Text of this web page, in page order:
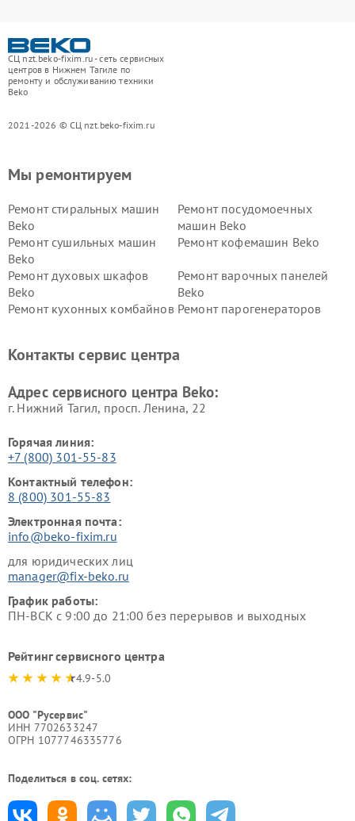
СЦ nzt.beko-fixim.ru - сеть сервисных
центров в Нижнем Тагиле по
ремонту и обслуживанию техники
Beko
2021-2026 © СЦ nzt.beko-fixim.ru
Мы ремонтируем
Ремонт стиральных машин
Beko
Ремонт посудомоечных
машин Beko
Ремонт сушильных машин
Beko
Ремонт кофемашин Beko
Ремонт духовых шкафов
Beko
Ремонт варочных панелей
Beko
Ремонт кухонных комбайнов Ремонт парогенераторов
Ремонт холодильников Beko Ремонт морозильных камер
Контакты сервис центра
Адрес сервисного центра Beko:
г. Нижний Тагил, просп. Ленина, 22
Горячая линия:
+7 (800) 301-55-83
Контактный телефон:
8 (800) 301-55-83
Электронная почта:
info@beko-fixim.ru
для юридических лиц
manager@fix-beko.ru
График работы:
ПН-ВСК с 9:00 до 21:00 без перерывов и выходных
Рейтинг сервисного центра
4.9-5.0
ООО "Русервис"
ИНН 7702633247
ОГРН 1077746335776
Поделиться в соц. сетях: